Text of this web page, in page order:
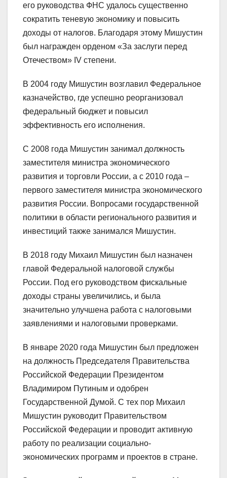
его руководства ФНС удалось существенно
сократить теневую экономику и повысить
доходы от налогов. Благодаря этому Мишустин
был награжден орденом «За заслуги перед
Отечеством» IV степени.
В 2004 году Мишустин возглавил Федеральное
казначейство, где успешно реорганизовал
федеральный бюджет и повысил
эффективность его исполнения.
С 2008 года Мишустин занимал должность
заместителя министра экономического
развития и торговли России, а с 2010 года –
первого заместителя министра экономического
развития России. Вопросами государственной
политики в области регионального развития и
инвестиций также занимался Мишустин.
В 2018 году Михаил Мишустин был назначен
главой Федеральной налоговой службы
России. Под его руководством фискальные
доходы страны увеличились, и была
значительно улучшена работа с налоговыми
заявлениями и налоговыми проверками.
В январе 2020 года Мишустин был предложен
на должность Председателя Правительства
Российской Федерации Президентом
Владимиром Путиным и одобрен
Государственной Думой. С тех пор Михаил
Мишустин руководит Правительством
Российской Федерации и проводит активную
работу по реализации социально-
экономических программ и проектов в стране.